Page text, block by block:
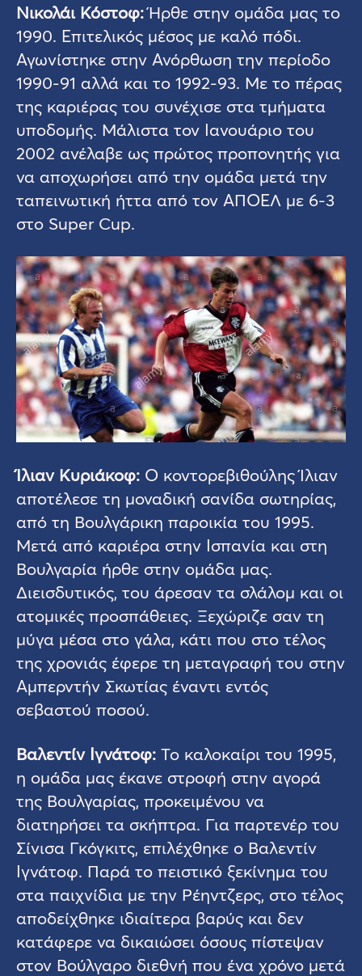
Νικολάι Κόστοφ:Ήρθε στην ομάδα μας το
1990. Επιτελικός μέσος με καλό πόδι.
Αγωνίστηκε στην Ανόρθωση την περίοδο
1990-91 αλλά και το 1992-93. Με το πέρας
της καριέρας του συνέχισε στα τμήματα
υποδομής. Μάλιστα τον Ιανουάριο του
2002 ανέλαβε ως πρώτος προπονητής για
να αποχωρήσει από την ομάδα μετά την
ταπεινωτική ήττα από τον ΑΠΟΕΛ με 6-3
στο Super Cup.
Ίλιαν Κυριάκοφ: Ο κοντορεβιθούλης Ίλιαν
αποτέλεσε τη μοναδική σανίδα σωτηρίας,
από τη Βουλγάρικη παροικία του 1995.
Μετά από καριέρα στην Ισπανία και στη
Βουλγαρία ήρθε στην ομάδα μας.
Διεισδυτικός, του άρεσαν τα σλάλομ και οι
ατομικές προσπάθειες. Ξεχώριζε σαν τη
μύγα μέσα στο γάλα, κάτι που στο τέλος
της χρονιάς έφερε τη μεταγραφή του στην
Αμπερντήν Σκωτίας έναντι εντός
σεβαστού ποσού.
Βαλεντίν Ιγνάτοφ: Το καλοκαίρι του 1995,
η ομάδα μας έκανε στροφή στην αγορά
της Βουλγαρίας, προκειμένου να
διατηρήσει τα σκήπτρα. Για παρτενέρ του
Σίνισα Γκόγκιτς, επιλέχθηκε ο Βαλεντίν
Ιγνάτοφ. Παρά το πειστικό ξεκίνημα του
στα παιχνίδια με την Ρέηντζερς, στο τέλος
αποδείχθηκε ιδιαίτερα βαρύς και δεν
κατάφερε να δικαιώσει όσους πίστεψαν
στον Βούλγαρο διεθνή που ένα χρόνο μετά